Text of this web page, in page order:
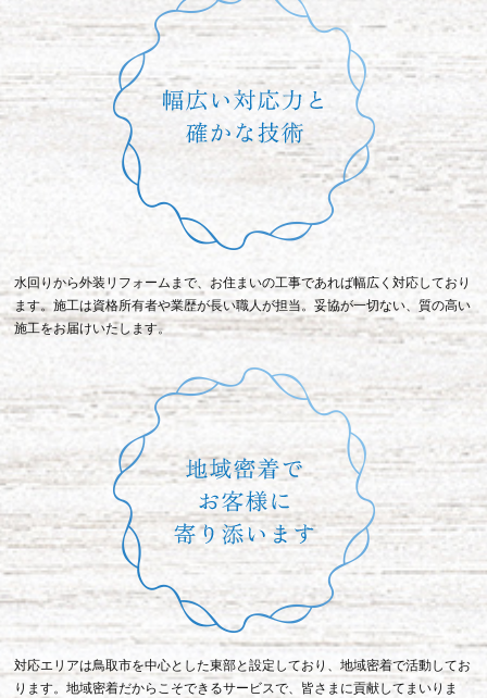
水回りから外装リフォームまで、お住まいの工事であれば幅広く対応しており
ます。施工は資格所有者や業歴が長い職人が担当。妥協が一切ない、質の高い
施工をお届けいたします。
対応エリアは鳥取市を中心とした東部と設定しており、地域密着で活動してお
ります。地域密着だからこそできるサービスで、皆さまに貢献してまいりま